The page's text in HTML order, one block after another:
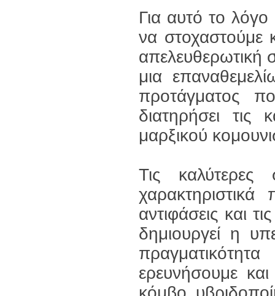
Για αυτό το
να στοχαστούμε
απελευθερωτική
μια
προτάγματος
διατηρήσει
μαρξικού
Τις καλύτερες
αντιφάσεις και
δημιουργεί η
ερευνήσουμε